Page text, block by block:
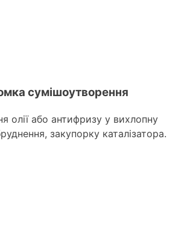
сумішоутворення
олії або антифризу у вихлопну
закупорку каталізатора.